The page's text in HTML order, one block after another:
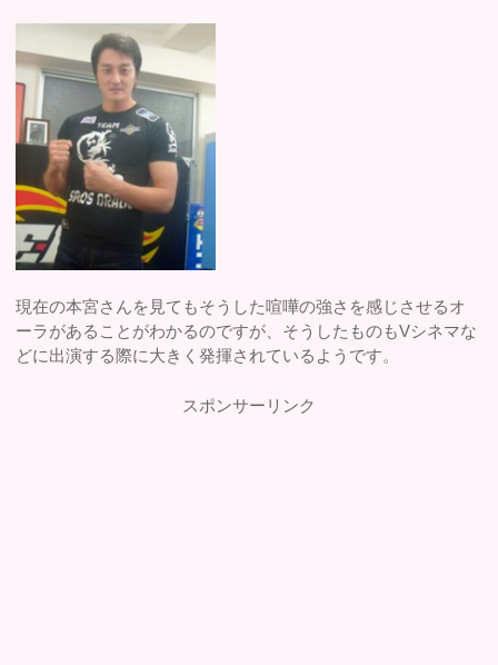
現在の本宮さんを見てもそうした喧嘩の強さを感じさせるオ
ーラがあることがわかるのですが、そうしたものもVシネマな
どに出演する際に大きく発揮されているようです。
スポンサーリンク